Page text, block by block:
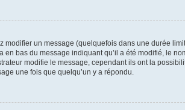
modifier un message (quelquefois dans une durée
bas du message indiquant qu’il a été modifié, le
modifie le message, cependant ils ont la
une fois que quelqu’un y a répondu.